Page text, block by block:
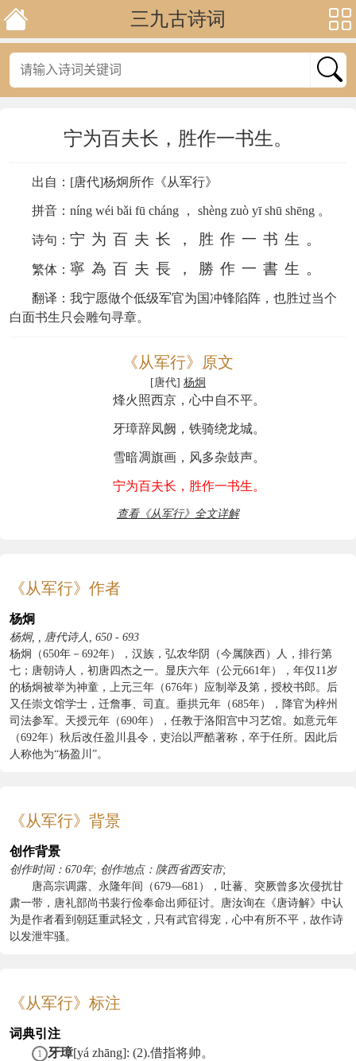
三九古诗词
宁为百夫长，胜作一书生。
出自：[唐代]杨炯所作《从军行》
拼音： níng wéi bǎi fū cháng ， shèng zuò yī shū shēng 。
诗句： 宁为百夫长，胜作一书生。
繁体： 寧為百夫長，勝作一書生。
翻译：我宁愿做个低级军官为国冲锋陷阵，也胜过当个
白面书生只会雕句寻章。
《从军行》原文
[唐代] 杨炯
烽火照西京，心中自不平。
牙璋辞凤阙，铁骑绕龙城。
雪暗凋旗画，风多杂鼓声。
宁为百夫长，胜作一书生。
查看《从军行》全文详解
《从军行》作者
杨炯
杨炯, , 唐代诗人, 650 - 693
杨炯（650年－692年），汉族，弘农华阴（今属陕西）人，排行第
七；唐朝诗人，初唐四杰之一。显庆六年（公元661年），年仅11岁
的杨炯被举为神童，上元三年（676年）应制举及第，授校书郎。后
又任崇文馆学士，迁詹事、司直。垂拱元年（685年），降官为梓州
司法参军。天授元年（690年），任教于洛阳宫中习艺馆。如意元年
（692年）秋后改任盈川县令，吏治以严酷著称，卒于任所。因此后
人称他为“杨盈川”。
《从军行》背景
创作背景
创作时间：670年; 创作地点：陕西省西安市;
唐高宗调露、永隆年间（679—681），吐蕃、突厥曾多次侵扰甘
肃一带，唐礼部尚书裴行俭奉命出师征讨。唐汝询在《唐诗解》中认
为是作者看到朝廷重武轻文，只有武官得宠，心中有所不平，故作诗
以发泄牢骚。
《从军行》标注
词典引注
1 牙璋[yá zhāng]: (2).借指将帅。